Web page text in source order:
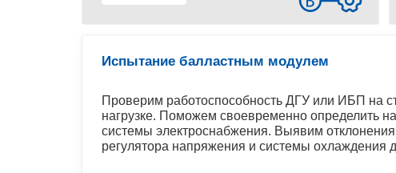
Испытание балластным модулем
Проверим работоспособность ДГУ или ИБП на
нагрузке. Поможем своевременно определить
системы электроснабжения. Выявим отклонения
регулятора напряжения и системы охлаждения